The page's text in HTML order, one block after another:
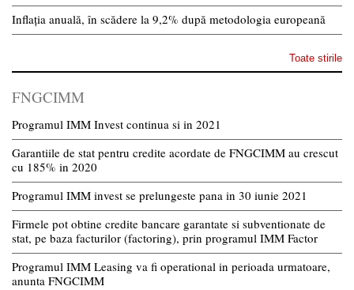
Inflația anuală, în scădere la 9,2% după metodologia europeană
Toate stirile
FNGCIMM
Programul IMM Invest continua si in 2021
Garantiile de stat pentru credite acordate de FNGCIMM au crescut
cu 185% in 2020
Programul IMM invest se prelungeste pana in 30 iunie 2021
Firmele pot obtine credite bancare garantate si subventionate de
stat, pe baza facturilor (factoring), prin programul IMM Factor
Programul IMM Leasing va fi operational in perioada urmatoare,
anunta FNGCIMM